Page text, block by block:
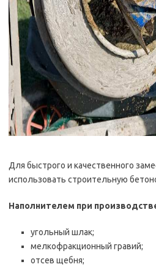
Для быстрого и качественного
использовать строительную
Наполнителем при
угольный шлак;
мелкофракционный гравий;
отсев щебня;